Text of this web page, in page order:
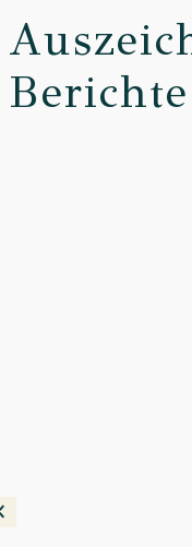
Berichte